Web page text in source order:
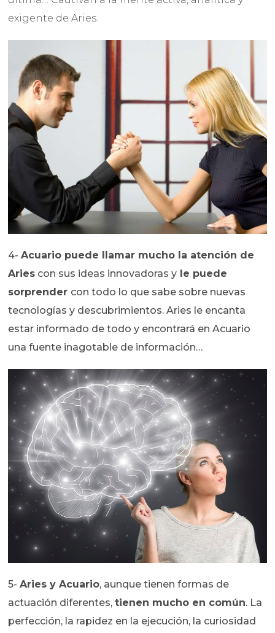
exigente de Aries.
4-Acuario puede llamar mucho la atención de
Aries con sus ideas innovadoras y le puede
sorprender con todo lo que sabe sobre nuevas
tecnologías y descubrimientos. Aries le encanta
estar informado de todo y encontrará en Acuario
una fuente inagotable de información…
5-Aries y Acuario, aunque tienen formas de
actuación diferentes,tienen mucho en común. La
perfección, la rapidez en la ejecución, la curiosidad